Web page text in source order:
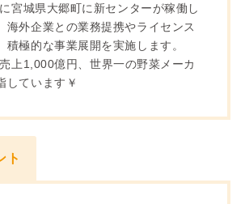
宮城県大郷町に新センターが稼働し
海外企業との業務提携やライセンス
積極的な事業展開を実施します。
上1,000億円、世界一の野菜メーカ
しています￥
ト